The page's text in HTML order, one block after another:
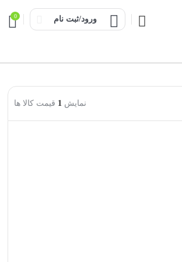
ورود/ثبت نام 0
نمایش 1 قیمت کالا ها